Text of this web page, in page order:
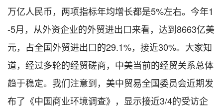
万亿人民币，两项指标年均增长都是5%左右。今年1
-5月，从外资企业的外贸进出口来看，达到8663亿美
元，占全国外贸进出口的29.1%，接近30%。大家知
道，经过多轮的经贸磋商，中美当前的经贸关系总体
趋于稳定。我们注意到，美中贸易全国委员会近期发
布了《中国商业环境调查》，显示接近3/4的受访企